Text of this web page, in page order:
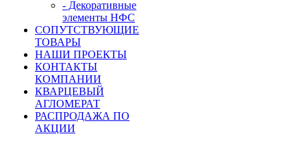
- Декоративные
элементы НФС
СОПУТСТВУЮЩИЕ
ТОВАРЫ
НАШИ ПРОЕКТЫ
КОНТАКТЫ
КОМПАНИИ
КВАРЦЕВЫЙ
АГЛОМЕРАТ
РАСПРОДАЖА ПО
АКЦИИ